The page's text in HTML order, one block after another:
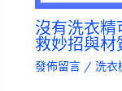
沒有洗衣精
救妙招與材
發佈留言 / 洗衣